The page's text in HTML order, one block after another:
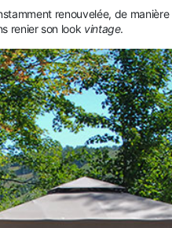
renouvelée, de
renier son look vintage.